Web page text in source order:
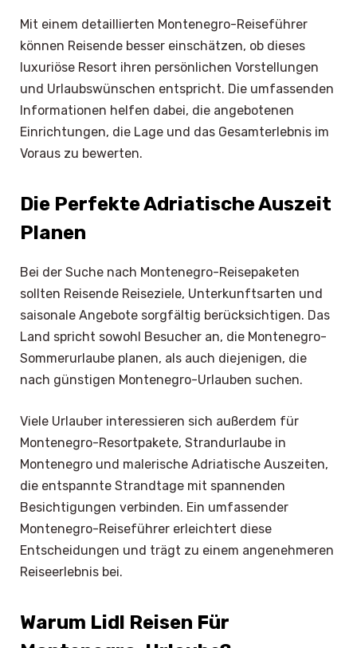
Mit einem detaillierten Montenegro-Reiseführer
können Reisende besser einschätzen, ob dieses
luxuriöse Resort ihren persönlichen Vorstellungen
und Urlaubswünschen entspricht. Die umfassenden
Informationen helfen dabei, die angebotenen
Einrichtungen, die Lage und das Gesamterlebnis im
Voraus zu bewerten.
Die Perfekte Adriatische Auszeit
Planen
Bei der Suche nach Montenegro-Reisepaketen
sollten Reisende Reiseziele, Unterkunftsarten und
saisonale Angebote sorgfältig berücksichtigen. Das
Land spricht sowohl Besucher an, die Montenegro-
Sommerurlaube planen, als auch diejenigen, die
nach günstigen Montenegro-Urlauben suchen.
Viele Urlauber interessieren sich außerdem für
Montenegro-Resortpakete, Strandurlaube in
Montenegro und malerische Adriatische Auszeiten,
die entspannte Strandtage mit spannenden
Besichtigungen verbinden. Ein umfassender
Montenegro-Reiseführer erleichtert diese
Entscheidungen und trägt zu einem angenehmeren
Reiseerlebnis bei.
Warum Lidl Reisen Für
Select Language